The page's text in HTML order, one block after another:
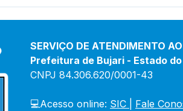
SERVIÇO DE ATENDIMENTO
Prefeitura de Bujari - Estado
CNPJ 84.306.620/0001-43
💻Acesso online: SIC Fale